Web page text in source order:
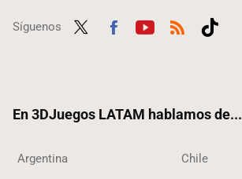
Síguenos
En 3DJuegos LATAM hablamos de...
Argentina Chile